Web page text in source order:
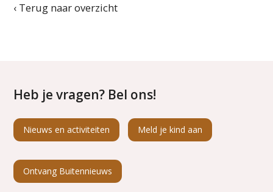
‹ Terug naar overzicht
Heb je vragen? Bel ons!
Nieuws en activiteiten Meld je kind aan
Ontvang Buitennieuws